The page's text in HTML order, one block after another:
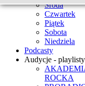
Środa
Czwartek
Piątek
Sobota
Niedziela
Podcasty
Audycje - playlisty
ROCKA